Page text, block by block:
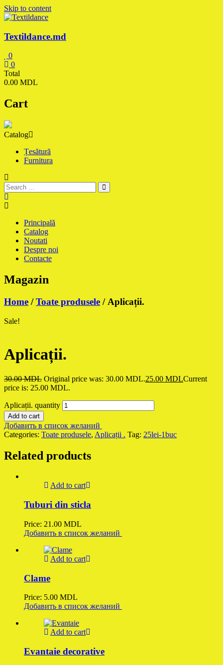
Skip to content
Textildance.md
0
0
Total
0.00 MDL
Cart
Catalog
Țesătură
Furnitura
Principală
Catalog
Noutati
Despre noi
Contacte
Magazin
Home /Toate produsele / Aplicații.
Sale!
Aplicații.
30.00MDL Original price was: 30.00 MDL.25.00 MDLCurrent
price is: 25.00 MDL.
Aplicații. quantity
Add to cart
Добавить в список желаний
Categories: Toate produsele, Aplicații . Tag: 25lei-1buc
Related products
Add to cart
Tuburi din sticla
Price: 21.00 MDL
Добавить в список желаний
Add to cart
Clame
Price: 5.00 MDL
Добавить в список желаний
Add to cart
Evantaie decorative